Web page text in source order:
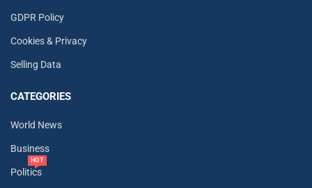
GDPR Policy
Cookies & Privacy
Selling Data
CATEGORIES
World News
Business
Politics
HOT